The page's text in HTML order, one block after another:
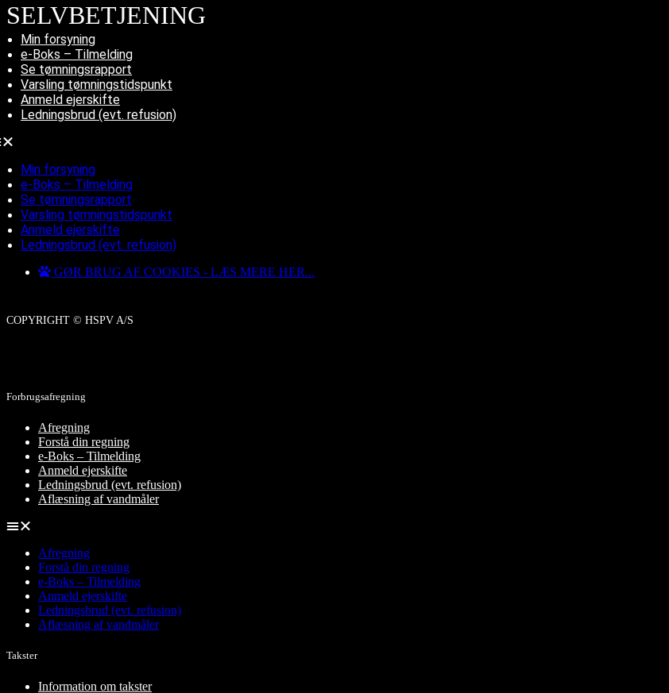
SELVBETJENING
Min forsyning
e-Boks – Tilmelding
Se tømningsrapport
Varsling tømningstidspunkt
Anmeld ejerskifte
Ledningsbrud (evt. refusion)
Min forsyning
e-Boks – Tilmelding
Se tømningsrapport
Varsling tømningstidspunkt
Anmeld ejerskifte
Ledningsbrud (evt. refusion)
GØR BRUG AF COOKIES - LÆS MERE HER...
COPYRIGHT © HSPV A/S
Forbrugsafregning
Afregning
Forstå din regning
e-Boks – Tilmelding
Anmeld ejerskifte
Ledningsbrud (evt. refusion)
Aflæsning af vandmåler
Afregning
Forstå din regning
e-Boks – Tilmelding
Anmeld ejerskifte
Ledningsbrud (evt. refusion)
Aflæsning af vandmåler
Takster
Information om takster